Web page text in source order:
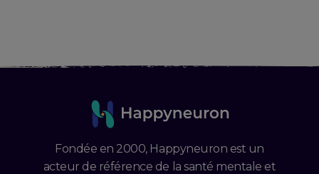
Fondée en 2000, Happyneuron est un
acteur de référence de la santé mentale et